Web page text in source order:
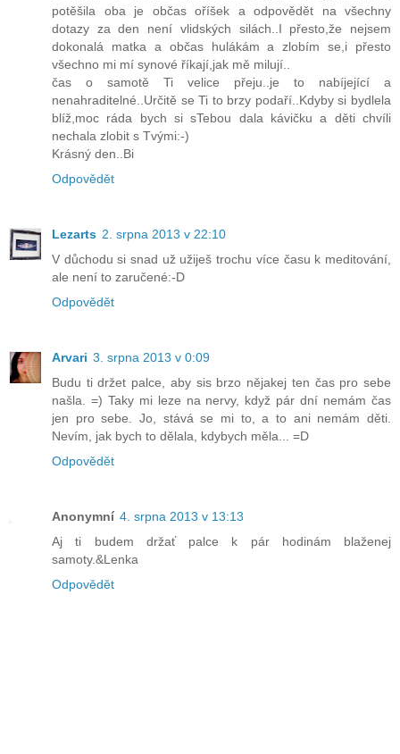
potěšila oba je občas oříšek a odpovědět na všechny
dotazy za den není vlidských silách..I přesto,že nejsem
dokonalá matka a občas hulákám a zlobím se,i přesto
všechno mi mí synové říkají,jak mě milují..
čas o samotě Ti velice přeju..je to nabíjející a
nenahraditelné..Určitě se Ti to brzy podaří..Kdyby si bydlela
blíž,moc ráda bych si sTebou dala kávičku a děti chvíli
nechala zlobit s Tvými:-)
Krásný den..Bi
Odpovědět
Lezarts 2. srpna 2013 v 22:10
V důchodu si snad už užiješ trochu více času k meditování,
ale není to zaručené:-D
Odpovědět
Arvari 3. srpna 2013 v 0:09
Budu ti držet palce, aby sis brzo nějakej ten čas pro sebe
našla. =) Taky mi leze na nervy, když pár dní nemám čas
jen pro sebe. Jo, stává se mi to, a to ani nemám děti.
Nevím, jak bych to dělala, kdybych měla... =D
Odpovědět
Anonymní 4. srpna 2013 v 13:13
Aj ti budem držať palce k pár hodinám blaženej
samoty.&Lenka
Odpovědět